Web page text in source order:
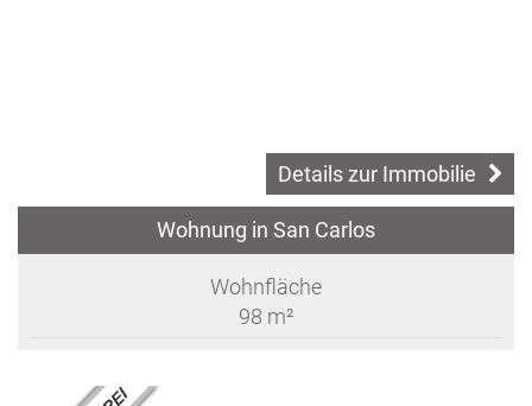
Details zur Immobilie
Wohnung in San Carlos
Wohnfläche
98 m²